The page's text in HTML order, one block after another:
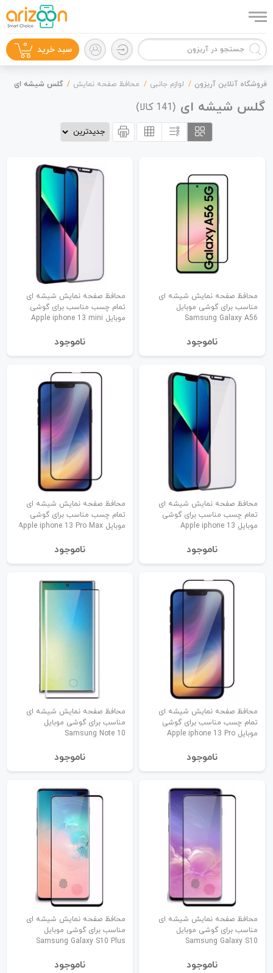
لوازم جانبی
سبد خرید 0
فروشگاه آنلاین آریزون لوازم جانبی محافظ صفحه نمایش گلس شیشه ای
گلس شیشه ای (
141 کالا)
محافظ صفحه نمایش شیشه ای
مناسب برای گوشی موبایل
Samsung Galaxy A56
نا‌موجود
محافظ صفحه نمایش شیشه ای
تمام چسب مناسب برای گوشی
موبایل Apple iphone 13 mini
نا‌موجود
محافظ صفحه نمایش شیشه ای
تمام چسب مناسب برای گوشی
موبایل Apple iphone 13
نا‌موجود
محافظ صفحه نمایش شیشه ای
تمام چسب مناسب برای گوشی
موبایل Apple iphone 13 Pro Max
نا‌موجود
محافظ صفحه نمایش شیشه ای
تمام چسب مناسب برای گوشی
موبایل Apple iphone 13 Pro
نا‌موجود
محافظ صفحه نمایش شیشه ای
مناسب برای گوشی موبایل
Samsung Note 10
نا‌موجود
محافظ صفحه نمایش شیشه ای
مناسب برای گوشی موبایل
Samsung Galaxy S10
نا‌موجود
محافظ صفحه نمایش شیشه ای
مناسب برای گوشی موبایل
Samsung Galaxy S10 Plus
نا‌موجود